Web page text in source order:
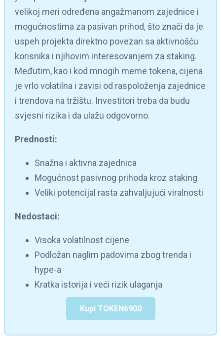
velikoj meri određena angažmanom zajednice i
mogućnostima za pasivan prihod, što znači da je
uspeh projekta direktno povezan sa aktivnošću
korisnika i njihovim interesovanjem za staking.
Međutim, kao i kod mnogih meme tokena, cijena
je vrlo volatilna i zavisi od raspoloženja zajednice
i trendova na tržištu. Investitori treba da budu
svjesni rizika i da ulažu odgovorno.
Prednosti:
Snažna i aktivna zajednica
Mogućnost pasivnog prihoda kroz staking
Veliki potencijal rasta zahvaljujući viralnosti
Nedostaci:
Visoka volatilnost cijene
Podložan naglim padovima zbog trenda i
hype-a
Kratka istorija i veći rizik ulaganja
Kupi TOKEN6900